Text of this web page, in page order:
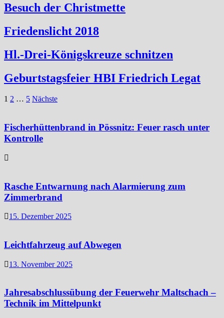
Besuch der Christmette
Friedenslicht 2018
Hl.-Drei-Königskreuze schnitzen
Geburtstagsfeier HBI Friedrich Legat
Seitennummerierung
Beiträge
1 2 … 5 Nächste
Fischerhüttenbrand in Pössnitz: Feuer rasch unter
Kontrolle
Rasche Entwarnung nach Alarmierung zum
Zimmerbrand
15. Dezember 2025
Leichtfahrzeug auf Abwegen
13. November 2025
Jahresabschlussübung der Feuerwehr Maltschach –
Technik im Mittelpunkt